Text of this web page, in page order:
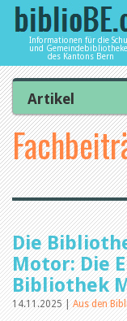
Informationen für die
und
des Kantons Bern
Home
News und
Bibliotheken
Agenda
Artikel
Zur Artikelübersicht
Lesenswert
Gut bewertet
Kategorien
Aus dem Amt für
Aus der Kommission
Aus den Bibliotheken
Organisation
Raum und
Bestand
Benutzung
Finanzen
Personal
Die
Motor: Die
Bibliothek
14.11.2025 |Aus den